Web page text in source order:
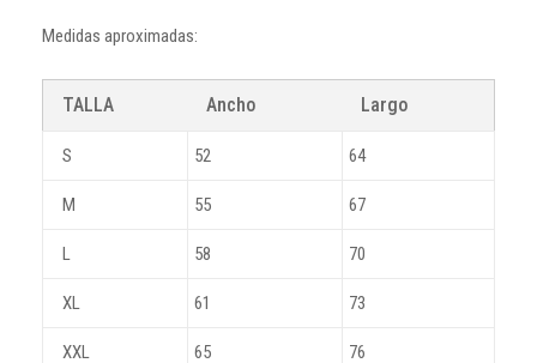
Medidas aproximadas:
TALLA Ancho Largo
S 52 64
M 55 67
L 58 70
XL 61 73
XXL 65 76